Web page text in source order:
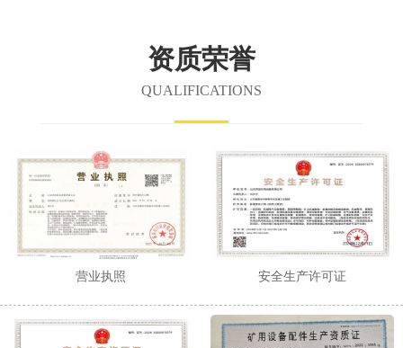
资质荣誉
QUALIFICATIONS
营业执照 安全生产许可证